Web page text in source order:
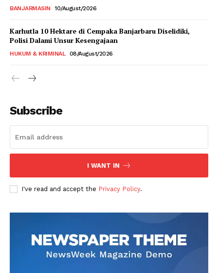
BANJARMASIN 10/August/2026
Karhutla 10 Hektare di Cempaka Banjarbaru Diselidiki,
Polisi Dalami Unsur Kesengajaan
HUKUM & KRIMINAL 08/August/2026
Subscribe
I WANT IN
I've read and accept the Privacy Policy.